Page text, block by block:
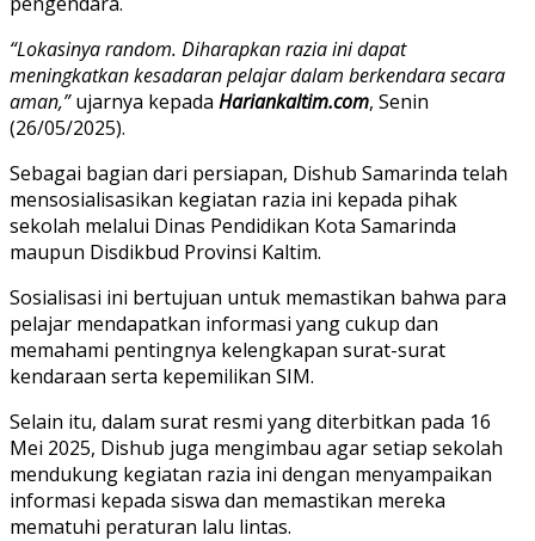
“Lokasinya random. Diharapkan razia ini dapat
meningkatkan kesadaran pelajar dalam berkendara secara
aman,”ujarnya kepada Hariankaltim.com, Senin
(26/05/2025).
Sebagai bagian dari persiapan, Dishub Samarinda telah
mensosialisasikan kegiatan razia ini kepada pihak
sekolah melalui Dinas Pendidikan Kota Samarinda
maupun Disdikbud Provinsi Kaltim.
Sosialisasi ini bertujuan untuk memastikan bahwa para
pelajar mendapatkan informasi yang cukup dan
memahami pentingnya kelengkapan surat-surat
kendaraan serta kepemilikan SIM.
Selain itu, dalam surat resmi yang diterbitkan pada 16
Mei 2025, Dishub juga mengimbau agar setiap sekolah
mendukung kegiatan razia ini dengan menyampaikan
informasi kepada siswa dan memastikan mereka
mematuhi peraturan lalu lintas.